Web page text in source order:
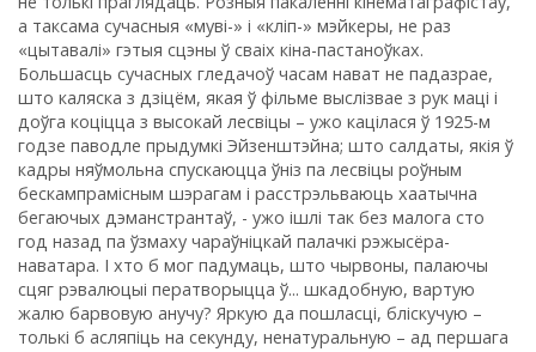
а таксама сучасныя «муві-» і «кліп-» мэйкеры, не раз
«цытавалі» гэтыя сцэны ў сваіх кіна-пастаноўках.
Большасць сучасных гледачоў часам нават не падазрае,
што каляска з дзіцём, якая ў фільме выслізвае з рук маці і
доўга коціцца з высокай лесвіцы – ужо кацілася ў 1925-м
годзе паводле прыдумкі Эйзенштэйна; што салдаты, якія ў
кадры няўмольна спускаюцца ўніз па лесвіцы роўным
бескампрамісным шэрагам і расстрэльваюць хаатычна
бегаючых дэманстрантаў, - ужо ішлі так без малога сто
год назад па ўзмаху чараўніцкай палачкі рэжысёра-
наватара. І хто б мог падумаць, што чырвоны, палаючы
сцяг рэвалюцыі ператворыцца ў... шкадобную, вартую
жалю барвовую анучу? Яркую да пошласці, бліскучую –
толькі б асляпіць на секунду, ненатуральную – ад першага